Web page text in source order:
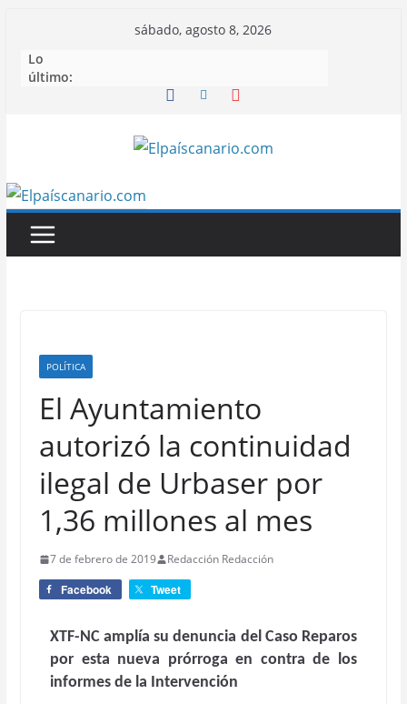
contenido
sábado, agosto 8, 2026
Lo
último:
POLÍTICA
El Ayuntamiento
autorizó la continuidad
ilegal de Urbaser por
1,36 millones al mes
7 de febrero de 2019 Redacción Redacción
Facebook Tweet
XTF-NC amplía su denuncia del Caso Reparos
por esta nueva prórroga en contra de los
informes de la Intervención